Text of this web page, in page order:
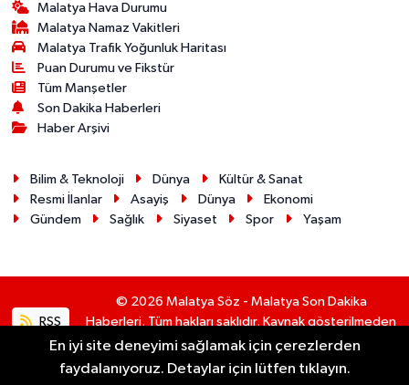
Malatya Hava Durumu
Malatya Namaz Vakitleri
Malatya Trafik Yoğunluk Haritası
Puan Durumu ve Fikstür
Tüm Manşetler
Son Dakika Haberleri
Haber Arşivi
Bilim & Teknoloji Dünya
Kültür & Sanat
Resmi İlanlar
Asayiş Dünya
Ekonomi
Gündem
Sağlık Siyaset Spor Yaşam
RSS
© 2026 Malatya Söz - Malatya Son Dakika
Haberleri. Tüm hakları saklıdır. Kaynak gösterilmeden
alıntı yapılamaz.
En iyi site deneyimi sağlamak için çerezlerden
faydalanıyoruz. Detaylar için lütfen tıklayın.